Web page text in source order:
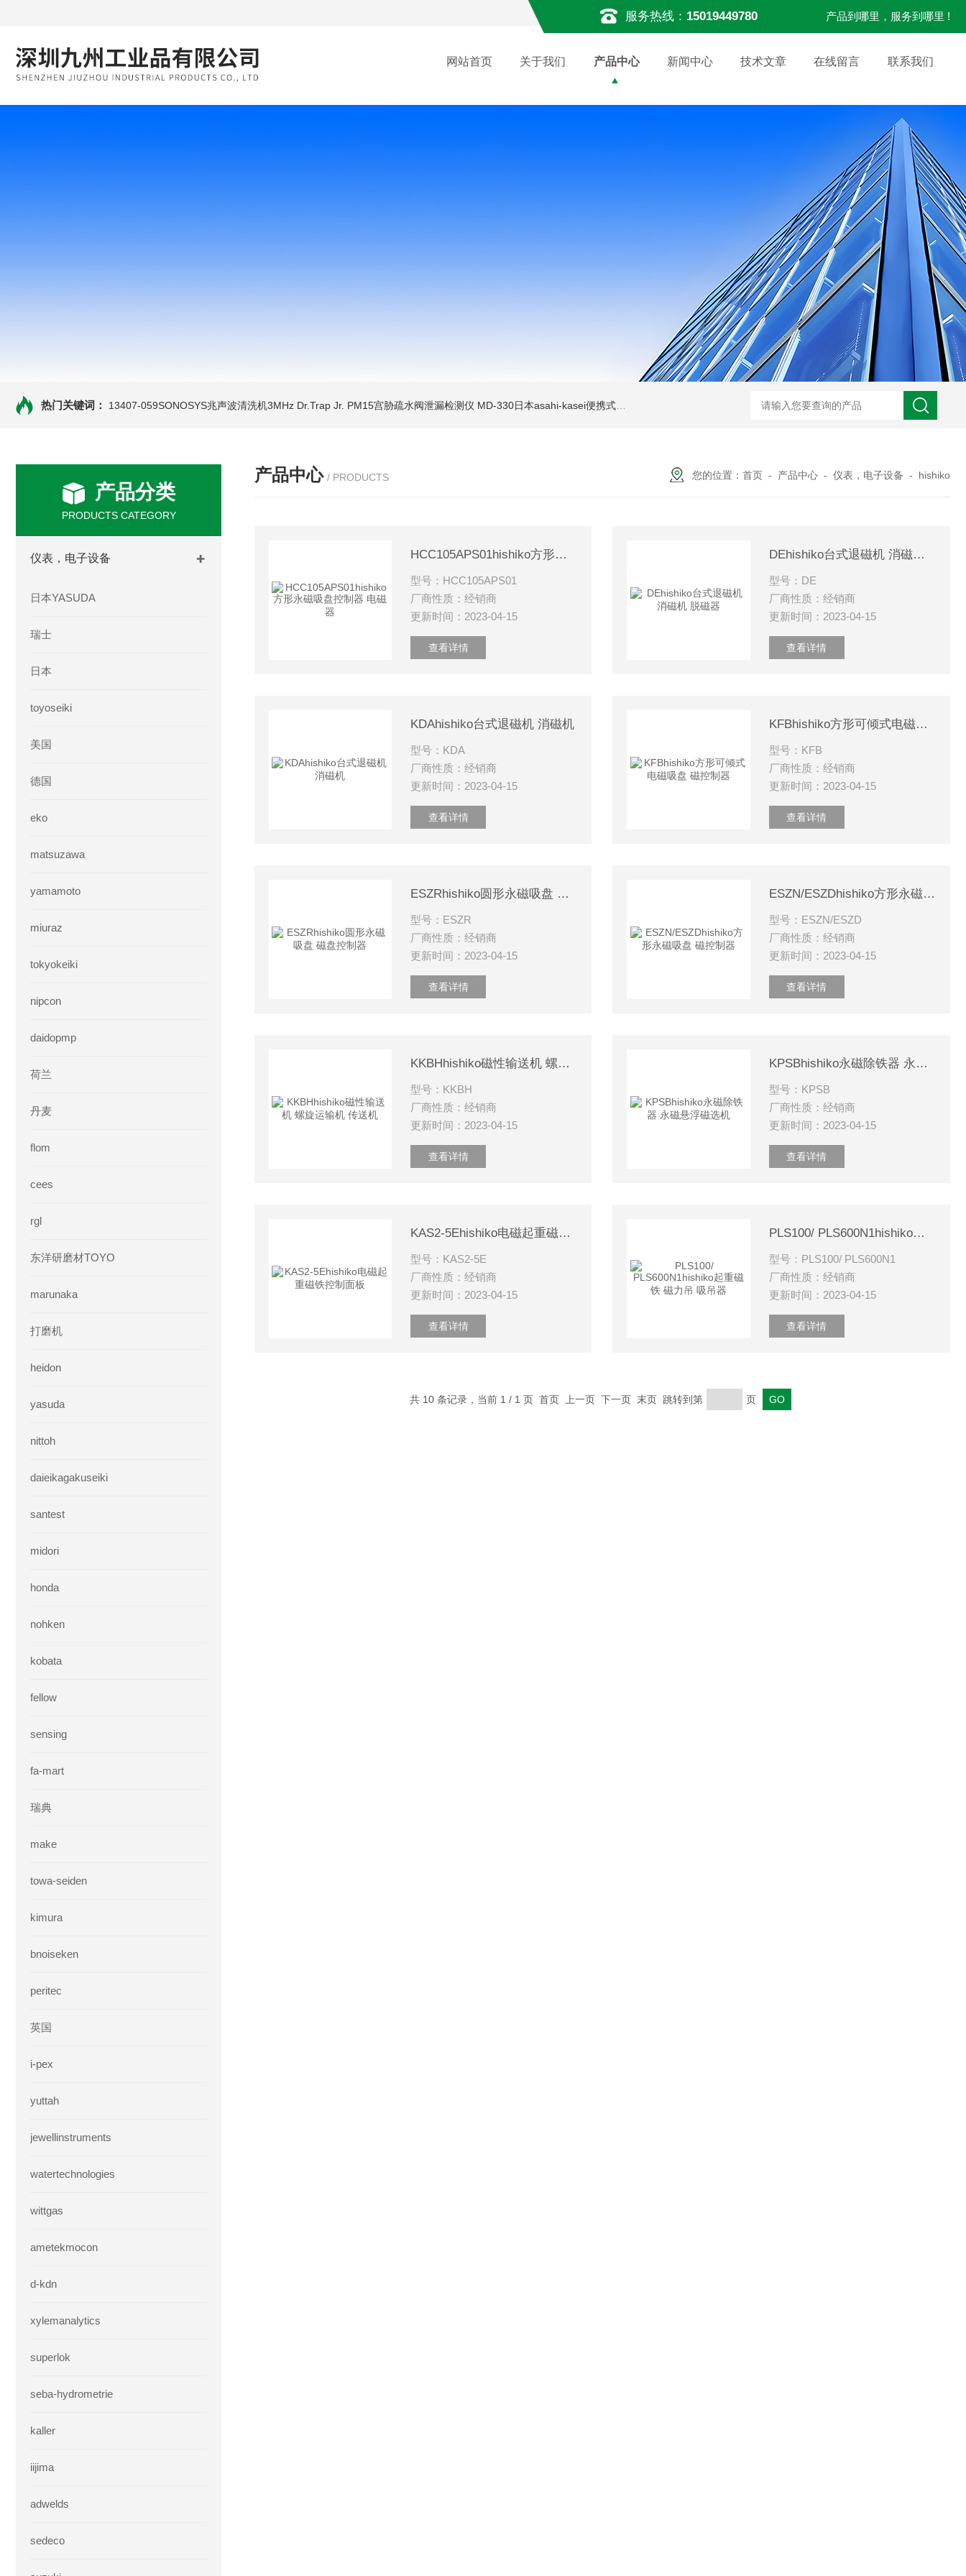
服务热线： 15019449780 产品到哪里，服务到哪里 !
网站首页 关于我们 产品中心 新闻中心 技术文章 在线留言 联系我们
热门关键词： 13407-059SONOSYS兆声波清洗机3MHz Dr.Trap Jr. PM15宫胁疏水阀泄漏检测仪 MD-330日本asahi-kasei便携式振动诊断装置 BL300Ft日本heidon外部输出搅拌器 搅拌器100日本heidon循环
产品分类
PRODUCTS CATEGORY
仪表，电子设备
日本YASUDA
瑞士
日本
toyoseiki
美国
德国
eko
matsuzawa
yamamoto
miuraz
tokyokeiki
nipcon
daidopmp
荷兰
丹麦
flom
cees
rgl
东洋研磨材TOYO
marunaka
打磨机
heidon
yasuda
nittoh
daieikagakuseiki
santest
midori
honda
nohken
kobata
fellow
sensing
fa-mart
瑞典
make
towa-seiden
kimura
bnoiseken
peritec
英国
i-pex
yuttah
jewellinstruments
watertechnologies
wittgas
ametekmocon
d-kdn
xylemanalytics
superlok
seba-hydrometrie
kaller
iijima
adwelds
sedeco
产品中心 / PRODUCTS 您的位置： 首页 - 产品中心 - 仪表，电子设备 - hishiko
HCC105APS01hishiko方形永磁吸盘控制器 电磁器
型号：HCC105APS01
厂商性质：经销商
更新时间：2023-04-15
查看详情
DEhishiko台式退磁机 消磁机 脱磁器
型号：DE
厂商性质：经销商
更新时间：2023-04-15
查看详情
KDAhishiko台式退磁机 消磁机
型号：KDA
厂商性质：经销商
更新时间：2023-04-15
查看详情
KFBhishiko方形可倾式电磁吸盘 磁控制器
型号：KFB
厂商性质：经销商
更新时间：2023-04-15
查看详情
ESZRhishiko圆形永磁吸盘 磁盘控制器
型号：ESZR
厂商性质：经销商
更新时间：2023-04-15
查看详情
ESZN/ESZDhishiko方形永磁吸盘 磁控制器
型号：ESZN/ESZD
厂商性质：经销商
更新时间：2023-04-15
查看详情
KKBHhishiko磁性输送机 螺旋运输机 传送机
型号：KKBH
厂商性质：经销商
更新时间：2023-04-15
查看详情
KPSBhishiko永磁除铁器 永磁悬浮磁选机
型号：KPSB
厂商性质：经销商
更新时间：2023-04-15
查看详情
KAS2-5Ehishiko电磁起重磁铁控制面板
型号：KAS2-5E
厂商性质：经销商
更新时间：2023-04-15
查看详情
PLS100/ PLS600N1hishiko起重磁铁 磁力吊 吸吊器
型号：PLS100/ PLS600N1
厂商性质：经销商
更新时间：2023-04-15
查看详情
共 10 条记录，当前 1 / 1 页 首页 上一页 下一页 末页 跳转到第 页